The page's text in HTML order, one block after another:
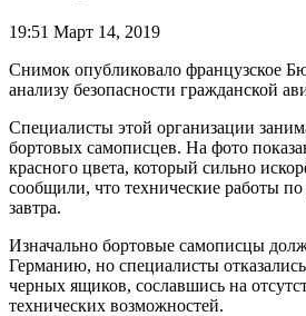
19:51 Март 14, 2019
Снимок опубликовало французское
анализу безопасности гражданской
Специалисты этой организации
бортовых самописцев. На фото
красного цвета, который сильно
сообщили, что технические работы
завтра.
Изначально бортовые самописцы
Германию, но специалисты
черных ящиков, сославшись на
технических возможностей.